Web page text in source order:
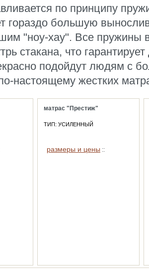
по принципу
гораздо большую
"ноу-хау". Все
стакана, что
подойдут людям с
настоящему жестких
матрас "Престиж"
ТИП: УСИЛЕННЫЙ
размеры и цены ::